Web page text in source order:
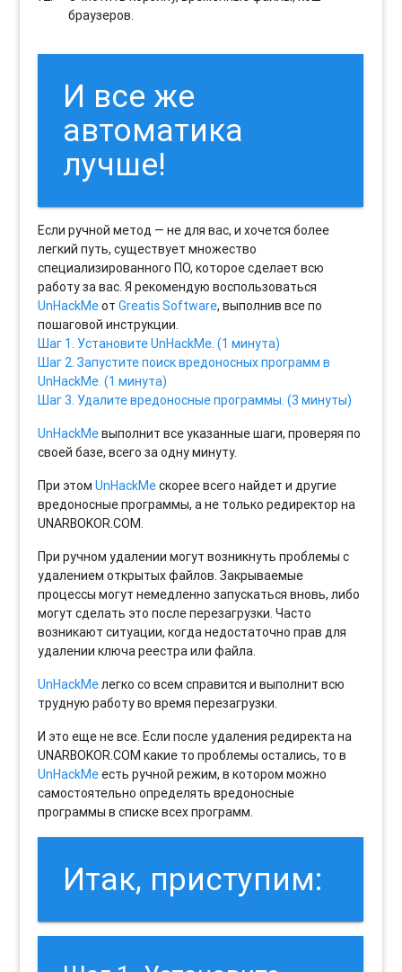
браузеров.
И все же
автоматика
лучше!
Если ручной метод — не для вас, и хочется более
легкий путь, существует множество
специализированного ПО, которое сделает всю
работу за вас. Я рекомендую воспользоваться
UnHackMeотGreatis Software, выполнив все по
пошаговой инструкции.
Шаг 1. Установите UnHackMe. (1 минута)
Шаг 2. Запустите поиск вредоносных программ в
UnHackMe. (1 минута)
Шаг 3. Удалите вредоносные программы. (3 минуты)
UnHackMeвыполнит все указанные шаги, проверяя по
своей базе, всего за одну минуту.
При этомUnHackMeскорее всего найдет и другие
вредоносные программы, а не только редиректор на
UNARBOKOR.COM.
При ручном удалении могут возникнуть проблемы с
удалением открытых файлов. Закрываемые
процессы могут немедленно запускаться вновь, либо
могут сделать это после перезагрузки. Часто
возникают ситуации, когда недостаточно прав для
удалении ключа реестра или файла.
UnHackMeлегко со всем справится и выполнит всю
трудную работу во время перезагрузки.
И это еще не все. Если после удаления редиректа на
UNARBOKOR.COM какие то проблемы остались, то в
UnHackMeесть ручной режим, в котором можно
самостоятельно определять вредоносные
программы в списке всех программ.
Итак, приступим: